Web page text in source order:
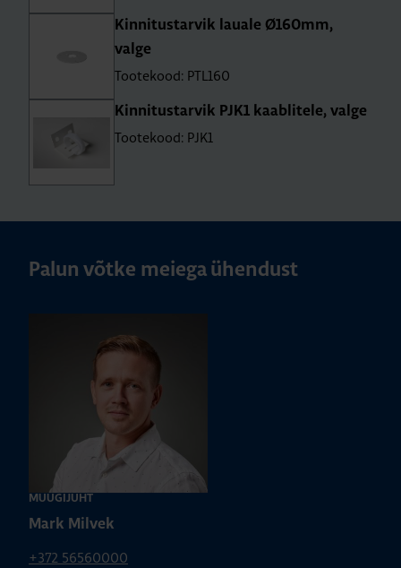
Kin­ni­tus­tar­vik lauale Ø160mm,
valge
Tootekood: PTL160
Kin­ni­tus­tar­vik PJK1 kaab­li­tele, valge
Tootekood: PJK1
Palun võtke meiega ühendust
MÜÜGIJUHT
Mark Milvek
+372 56560000